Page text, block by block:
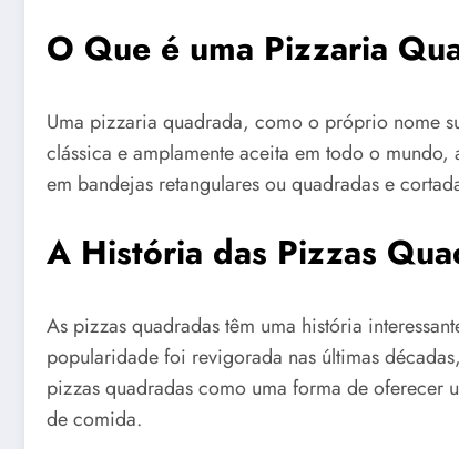
O Que é uma Pizzaria
Uma pizzaria quadrada, como o próprio nome
clássica e amplamente aceita em todo o
em bandejas retangulares ou quadradas e
A História das Pizzas
As pizzas quadradas têm uma história
popularidade foi revigorada nas últimas
pizzas quadradas como uma forma de oferecer
de comida.